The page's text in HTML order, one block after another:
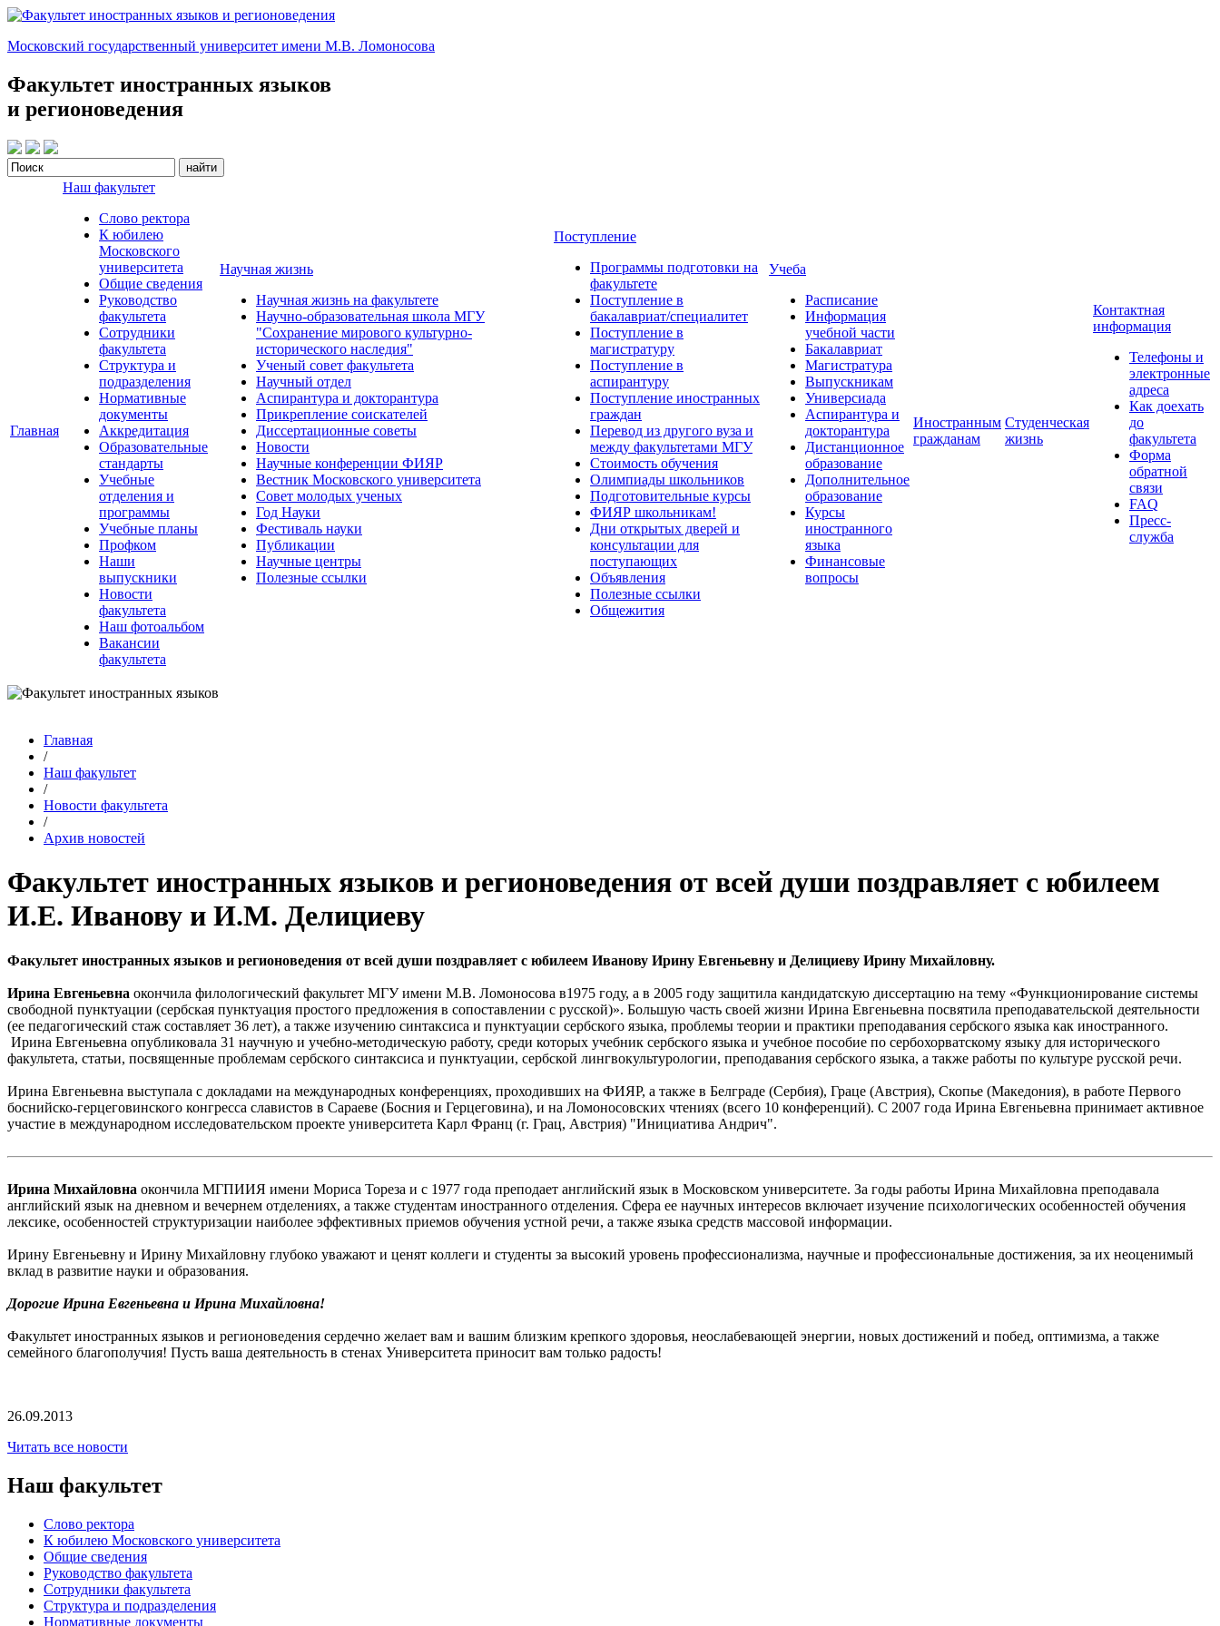
Московский государственный университет имени М.В. Ломоносова
Факультет иностранных языков
и регионоведения
Главная
Наш факультет
Слово ректора
К юбилею
Московского
университета
Общие сведения
Руководство
факультета
Сотрудники
факультета
Структура и
подразделения
Нормативные
документы
Аккредитация
Образовательные
стандарты
Учебные
отделения и
программы
Учебные планы
Профком
Наши
выпускники
Новости
факультета
Наш фотоальбом
Вакансии
факультета
Научная жизнь
Научная жизнь на факультете
Научно-образовательная школа МГУ
"Сохранение мирового культурно-
исторического наследия"
Ученый совет факультета
Научный отдел
Аспирантура и докторантура
Прикрепление соискателей
Диссертационные советы
Новости
Научные конференции ФИЯР
Вестник Московского университета
Совет молодых ученых
Год Науки
Фестиваль науки
Публикации
Научные центры
Полезные ссылки
Поступление
Программы подготовки на
факультете
Поступление в
бакалавриат/специалитет
Поступление в
магистратуру
Поступление в
аспирантуру
Поступление иностранных
граждан
Перевод из другого вуза и
между факультетами МГУ
Стоимость обучения
Олимпиады школьников
Подготовительные курсы
ФИЯР школьникам!
Дни открытых дверей и
консультации для
поступающих
Объявления
Полезные ссылки
Общежития
Учеба
Расписание
Информация
учебной части
Бакалавриат
Магистратура
Выпускникам
Универсиада
Аспирантура и
докторантура
Дистанционное
образование
Дополнительное
образование
Курсы
иностранного
языка
Финансовые
вопросы
Иностранным
гражданам
Студенческая
жизнь
Контактная
информация
Телефоны и
электронные
адреса
Как доехать
до
факультета
Форма
обратной
связи
FAQ
Пресс-
служба
Главная
/
Наш факультет
/
Новости факультета
/
Архив новостей
Факультет иностранных языков и регионоведения от всей души поздравляет с юбилеем
И.Е. Иванову и И.М. Делициеву
Факультет иностранных языков и регионоведения от всей души поздравляет с юбилеем Иванову Ирину Евгеньевну и Делициеву Ирину Михайловну.
Ирина Евгеньевна окончила филологический факультет МГУ имени М.В. Ломоносова в1975 году, а в 2005 году защитила кандидатскую диссертацию на тему «Функционирование системы
свободной пунктуации (сербская пунктуация простого предложения в сопоставлении с русской)». Большую часть своей жизни Ирина Евгеньевна посвятила преподавательской деятельности
(ее педагогический стаж составляет 36 лет), а также изучению синтаксиса и пунктуации сербского языка, проблемы теории и практики преподавания сербского языка как иностранного.
Ирина Евгеньевна опубликовала 31 научную и учебно-методическую работу, среди которых учебник сербского языка и учебное пособие по сербохорватскому языку для исторического
факультета, статьи, посвященные проблемам сербского синтаксиса и пунктуации, сербской лингвокультурологии, преподавания сербского языка, а также работы по культуре русской речи.
Ирина Евгеньевна выступала с докладами на международных конференциях, проходивших на ФИЯР, а также в Белграде (Сербия), Граце (Австрия), Скопье (Македония), в работе Первого
боснийско-герцеговинского конгресса славистов в Сараеве (Босния и Герцеговина), и на Ломоносовских чтениях (всего 10 конференций). С 2007 года Ирина Евгеньевна принимает активное
участие в международном исследовательском проекте университета Карл Франц (г. Грац, Австрия) "Инициатива Андрич".
Ирина Михайловна окончила МГПИИЯ имени Мориса Тореза и с 1977 года преподает английский язык в Московском университете. За годы работы Ирина Михайловна преподавала
английский язык на дневном и вечернем отделениях, а также студентам иностранного отделения. Сфера ее научных интересов включает изучение психологических особенностей обучения
лексике, особенностей структуризации наиболее эффективных приемов обучения устной речи, а также языка средств массовой информации.
Ирину Евгеньевну и Ирину Михайловну глубоко уважают и ценят коллеги и студенты за высокий уровень профессионализма, научные и профессиональные достижения, за их неоценимый
вклад в развитие науки и образования.
Дорогие Ирина Евгеньевна и Ирина Михайловна!
Факультет иностранных языков и регионоведения сердечно желает вам и вашим близким крепкого здоровья, неослабевающей энергии, новых достижений и побед, оптимизма, а также
семейного благополучия! Пусть ваша деятельность в стенах Университета приносит вам только радость!
26.09.2013
Читать все новости
Наш факультет
Слово ректора
К юбилею Московского университета
Общие сведения
Руководство факультета
Сотрудники факультета
Структура и подразделения
Нормативные документы